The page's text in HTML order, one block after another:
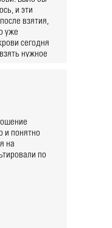
и эти
взятия,
уже
сегодня
нужное
у меня было
под контролем,
так как такое
и понятно
на
по